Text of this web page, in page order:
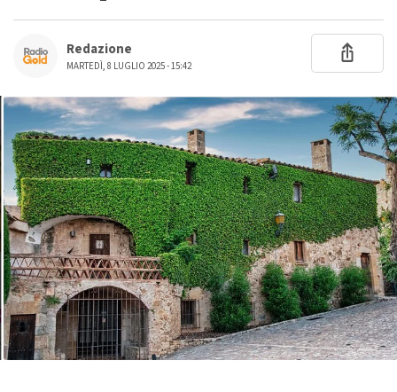
Redazione
MARTEDÌ, 8 LUGLIO 2025 - 15:42